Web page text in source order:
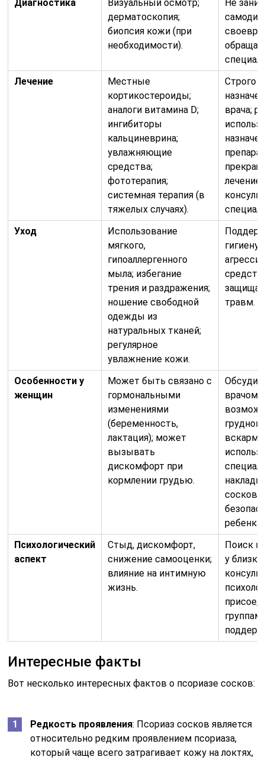
Диагностика
Визуальный осмотр;
дерматоскопия;
биопсия кожи (при
необходимости).
Не
Лечение
Местные
кортикостероиды;
аналоги витамина D;
ингибиторы
кальциневрина;
увлажняющие
средства;
фототерапия;
системная терапия (в
тяжелых случаях).
Строго
врача;
лечение
Уход
Использование
мягкого,
гипоаллергенного
мыла; избегание
трения и раздражения;
ношение свободной
одежды из
натуральных тканей;
регулярное
увлажнение кожи.
гигиену;
средств;
травм.
Особенности у
женщин
Может быть связано с
гормональными
изменениями
(беременность,
лактация); может
вызывать
дискомфорт при
кормлении грудью.
врачом
грудного
сосков;
ребенка
Психологический
аспект
Стыд, дискомфорт,
снижение самооценки;
влияние на интимную
жизнь.
Поиск
у
группам
Интересные факты
Вот несколько интересных фактов о псориазе сосков:
Редкость проявления: Псориаз сосков является
относительно редким проявлением псориаза,
который чаще всего затрагивает кожу на локтях,